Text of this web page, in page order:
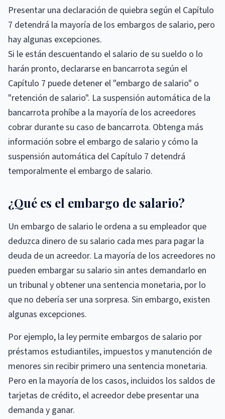
Presentar una declaración de quiebra según el Capítulo
7 detendrá la mayoría de los embargos de salario, pero
hay algunas excepciones.
Si le están descuentando el salario de su sueldo o lo
harán pronto, declararse en bancarrota según el
Capítulo 7 puede detener el "embargo de salario" o
"retención de salario". La suspensión automática de la
bancarrota prohíbe a la mayoría de los acreedores
cobrar durante su caso de bancarrota. Obtenga más
información sobre el embargo de salario y cómo la
suspensión automática del Capítulo 7 detendrá
temporalmente el embargo de salario.
¿Qué es el embargo de salario?
Un embargo de salario le ordena a su empleador que
deduzca dinero de su salario cada mes para pagar la
deuda de un acreedor. La mayoría de los acreedores no
pueden embargar su salario sin antes demandarlo en
un tribunal y obtener una sentencia monetaria, por lo
que no debería ser una sorpresa. Sin embargo, existen
algunas excepciones.
Por ejemplo, la ley permite embargos de salario por
préstamos estudiantiles, impuestos y manutención de
menores sin recibir primero una sentencia monetaria.
Pero en la mayoría de los casos, incluidos los saldos de
tarjetas de crédito, el acreedor debe presentar una
demanda y ganar.